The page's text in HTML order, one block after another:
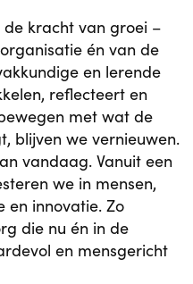
de kracht van groei –
én van de
en lerende
reflecteert en
met wat de
blijven we vernieuwen.
vandaag. Vanuit een
we in mensen,
en innovatie. Zo
die nu én in de
en mensgericht